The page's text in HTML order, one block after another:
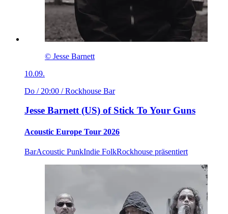
© Jesse Barnett
10.09.
Do / 20:00 / Rockhouse Bar
Jesse Barnett (US) of Stick To Your Guns
Acoustic Europe Tour 2026
BarAcoustic PunkIndie FolkRockhouse präsentiert